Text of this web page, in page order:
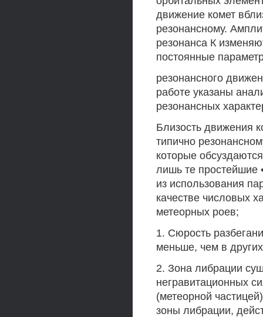
движение комет
резонансному.
резонанса К
постоянные
резонансного
работе указаны
резонансных
Близость движения
типично
которые
лишь те простейшие
из использования
качестве числовых
метеорных роев;
1. Сюрость
меньше, чем в
2. Зона либрации
негравитационных
(метеорной
зоны либрации,